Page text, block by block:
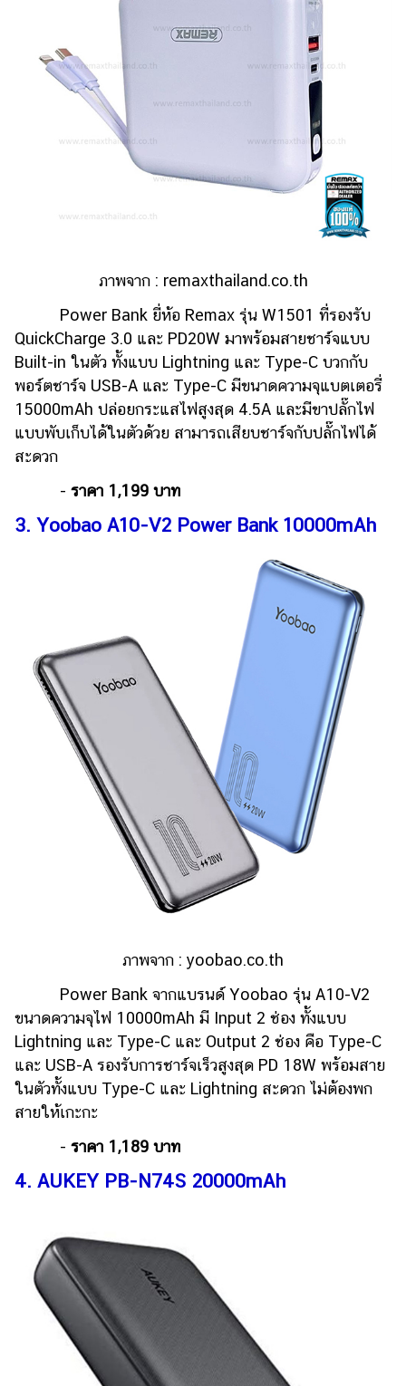
กระปุก
คอร์ส
ออนไลน์
งาน
กับ
เรา
ภาพจาก : remaxthailand.co.th
Power Bank ยี่ห้อ Remax รุ่น W1501 ที่รองรับ
QuickCharge 3.0 และ PD20W มาพร้อมสายชาร์จแบบ
Built-in ในตัว ทั้งแบบ Lightning และ Type-C บวกกับ
พอร์ตชาร์จ USB-A และ Type-C มีขนาดความจุแบตเตอรี่
15000mAh ปล่อยกระแสไฟสูงสุด 4.5A และมีขาปลั๊กไฟ
แบบพับเก็บได้ในตัวด้วย สามารถเสียบชาร์จกับปลั๊กไฟได้
สะดวก
- ราคา 1,199 บาท
3. Yoobao A10-V2 Power Bank 10000mAh
ภาพจาก : yoobao.co.th
Power Bank จากแบรนด์ Yoobao รุ่น A10-V2
ขนาดความจุไฟ 10000mAh มี Input 2 ช่อง ทั้งแบบ
Lightning และ Type-C และ Output 2 ช่อง คือ Type-C
และ USB-A รองรับการชาร์จเร็วสูงสุด PD 18W พร้อมสาย
ในตัวทั้งแบบ Type-C และ Lightning สะดวก ไม่ต้องพก
สายให้เกะกะ
- ราคา 1,189 บาท
4. AUKEY PB-N74S 20000mAh